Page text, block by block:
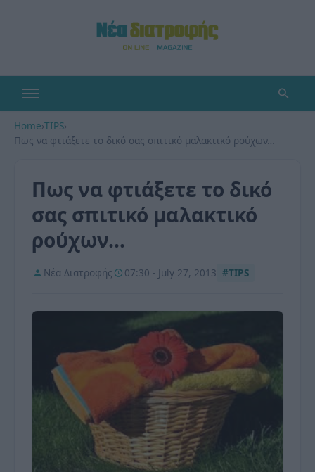
Home›TIPS›
Πως να φτιάξετε το δικό σας σπιτικό μαλακτικό ρούχων…
Πως να φτιάξετε το δικό
σας σπιτικό μαλακτικό
ρούχων…
Νέα Διατροφής 07:30 - July 27, 2013 #TIPS